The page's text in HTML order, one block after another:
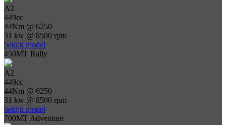
A2
449cc
44Nm @ 6250
31 kw @ 8500 rpm
bekijk model
450MT Rally
A2
449cc
44Nm @ 6250
31 kw @ 8500 rpm
bekijk model
700MT Adventure